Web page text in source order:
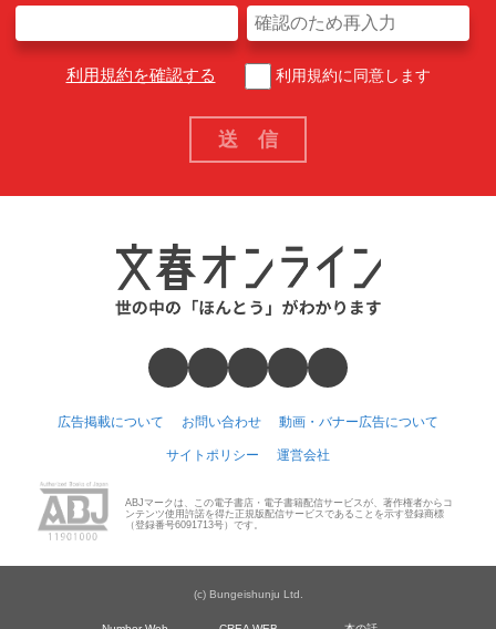
利用規約を確認する 利用規約に同意します
広告掲載について お問い合わせ 動画・バナー広告について
サイトポリシー 運営会社
ABJマークは、この電子書店・電子書籍配信サービスが、著作権者からコ
ンテンツ使用許諾を得た正規版配信サービスであることを示す登録商標
（登録番号6091713号）です。
(c) Bungeishunju Ltd.